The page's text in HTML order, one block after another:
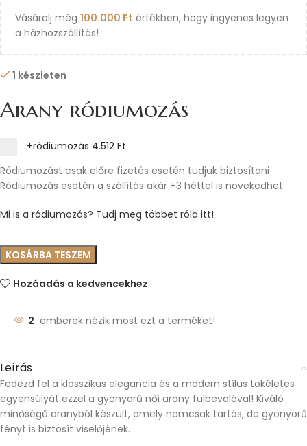
Vásárolj még 100.000 Ft értékben, hogy ingyenes legyen
a házhozszállítás!
1 készleten
Arany ródiumozás
+ródiumozás 4.512 Ft
Ródiumozást csak előre fizetés esetén tudjuk biztosítani
Ródiumozás esetén a szállítás akár +3 héttel is növekedhet
Mi is a ródiumozás? Tudj meg többet róla itt!
KOSÁRBA TESZEM
Hozáadás a kedvencekhez
2 emberek nézik most ezt a terméket!
Leírás
Fedezd fel a klasszikus elegancia és a modern stílus tökéletes
egyensúlyát ezzel a gyönyörű női arany fülbevalóval! Kiváló
minőségű aranyból készült, amely nemcsak tartós, de gyönyörű
fényt is biztosít viselőjének.